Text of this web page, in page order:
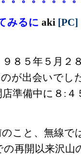
みるに aki [PC]
８５年５月２
が出会いでし
準備中に８:
こと、無線で
再開以来沢山